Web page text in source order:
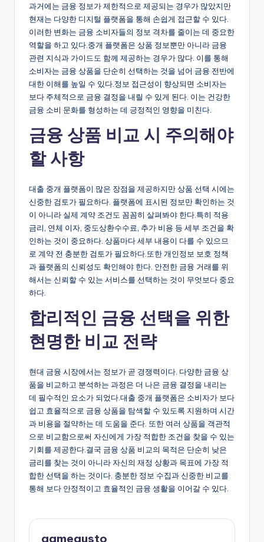
과거에는 금융 정보가 제한적으로 제공되는 경우가 많았지만
현재는 다양한 디지털 플랫폼을 통해 손쉽게 접근할 수 있다.
이러한 변화는 금융 소비자들의 정보 격차를 줄이는 데 중요한
역할을 하고 있다.중개 플랫폼은 상품 정보뿐만 아니라 금융
관련 지식과 가이드도 함께 제공하는 경우가 많다. 이를 통해
소비자는 금융 상품을 단순히 선택하는 것을 넘어 금융 전반에
대한 이해를 높일 수 있다.정보 접근성이 향상되면 소비자는
보다 주체적으로 금융 결정을 내릴 수 있게 된다. 이는 건강한
금융 소비 문화를 형성하는 데 긍정적인 영향을 미친다.
금융 상품 비교 시 주의해야
할 사항
대출 중개 플랫폼이 많은 장점을 제공하지만 상품 선택 시에는
신중한 검토가 필요하다. 플랫폼에 표시된 정보만 확인하는 것
이 아니라 실제 계약 조건도 꼼꼼히 살펴봐야 한다.특히 적용
금리, 연체 이자, 중도상환수수료, 추가 비용 등 세부 조건을 확
인하는 것이 중요하다. 상품마다 세부 내용이 다를 수 있으므
로 계약 전 충분한 검토가 필요하다.또한 개인정보 보호 정책
과 플랫폼의 신뢰성도 확인해야 한다. 안전한 금융 거래를 위
해서는 신뢰할 수 있는 서비스를 선택하는 것이 무엇보다 중요
하다.
합리적인 금융 선택을 위한
현명한 비교 전략
현대 금융 시장에서는 정보가 곧 경쟁력이다. 다양한 금융 상
품을 비교하고 분석하는 과정은 더 나은 금융 결정을 내리는
데 필수적인 요소가 되었다.대출 중개 플랫폼은 소비자가 보다
쉽고 효율적으로 금융 상품을 탐색할 수 있도록 지원하며 시간
과 비용을 절약하는 데 도움을 준다. 또한 여러 상품을 객관적
으로 비교함으로써 자신에게 가장 적합한 조건을 찾을 수 있는
기회를 제공한다.결국 금융 상품 비교의 목적은 단순히 낮은
금리를 찾는 것이 아니라 자신의 재정 상황과 목표에 가장 적
합한 선택을 하는 것이다. 충분한 정보 수집과 신중한 비교를
통해 보다 안정적이고 효율적인 금융 생활을 이어갈 수 있다.
gamegusto